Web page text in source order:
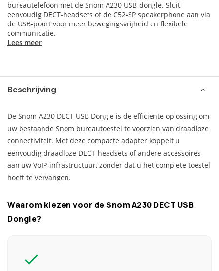
bureautelefoon met de Snom A230 USB-dongle. Sluit
eenvoudig DECT-headsets of de C52-SP speakerphone aan via
de USB-poort voor meer bewegingsvrijheid en flexibele
communicatie.
Lees meer
Beschrijving
De Snom A230 DECT USB Dongle is de efficiënte oplossing om
uw bestaande Snom bureautoestel te voorzien van draadloze
connectiviteit. Met deze compacte adapter koppelt u
eenvoudig draadloze DECT-headsets of andere accessoires
aan uw VoIP-infrastructuur, zonder dat u het complete toestel
hoeft te vervangen.
Waarom kiezen voor de Snom A230 DECT USB
Dongle?